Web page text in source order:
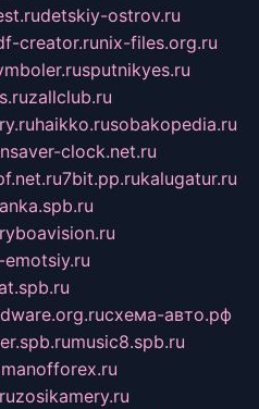
detskiy-ostrov.ru
creator.runix-files.org.ru
sputnikyes.ru
zallclub.ru
haikko.rusobakopedia.ru
clock.net.ru
7bit.pp.rukalugatur.ru
схема-авто.рф
music8.spb.ru
zosikamery.ru